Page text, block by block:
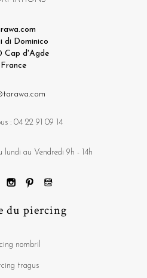
di Dominico
Cap d'Agde
France
: 04 22 91 09 14
lundi au Vendredi 9h - 14h
du piercing
nombril
tragus